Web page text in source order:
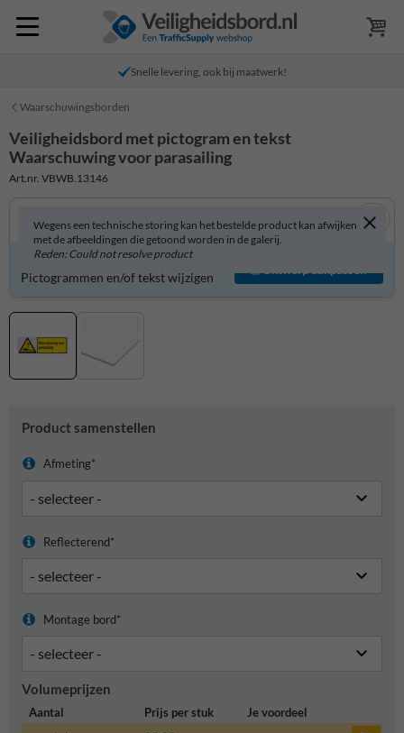
Snelle levering, ook bij maatwerk!
Waarschuwingsborden
Veiligheidsbord met pictogram en tekst
Waarschuwing voor parasailing
Art.nr. VBWB.13146
Wegens een technische storing kan het bestelde product kan afwijken
met de afbeeldingen die getoond worden in de galerij.
Reden: Could not resolve product
Veiligheidsbord zelf aanpassen?
Pictogrammen en/of tekst wijzigen
Ontwerp aanpassen
Product samenstellen
Afmeting*
Reflecterend*
Montage bord*
Volumeprijzen
Aantal Prijs per stuk
Je voordeel